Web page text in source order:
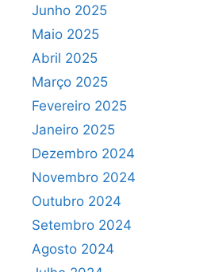
Junho 2025
Maio 2025
Abril 2025
Março 2025
Fevereiro 2025
Janeiro 2025
Dezembro 2024
Novembro 2024
Outubro 2024
Setembro 2024
Agosto 2024